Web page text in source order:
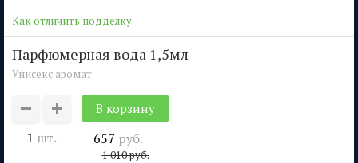
Как отличить подделку
парфюмерная вода 1,5мл
Унисекс аромат
1 шт. 657 руб.
1 010руб.